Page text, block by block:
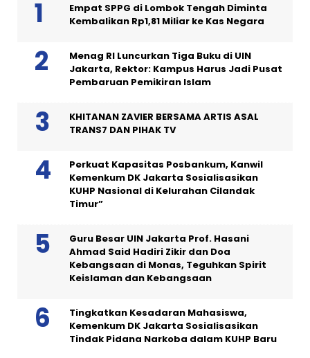
Empat SPPG di Lombok Tengah Diminta
Kembalikan Rp1,81 Miliar ke Kas Negara
Menag RI Luncurkan Tiga Buku di UIN
Jakarta, Rektor: Kampus Harus Jadi Pusat
Pembaruan Pemikiran Islam
KHITANAN ZAVIER BERSAMA ARTIS ASAL
TRANS7 DAN PIHAK TV
Perkuat Kapasitas Posbankum, Kanwil
Kemenkum DK Jakarta Sosialisasikan
KUHP Nasional di Kelurahan Cilandak
Timur”
Guru Besar UIN Jakarta Prof. Hasani
Ahmad Said Hadiri Zikir dan Doa
Kebangsaan di Monas, Teguhkan Spirit
Keislaman dan Kebangsaan
Tingkatkan Kesadaran Mahasiswa,
Kemenkum DK Jakarta Sosialisasikan
Tindak Pidana Narkoba dalam KUHP Baru